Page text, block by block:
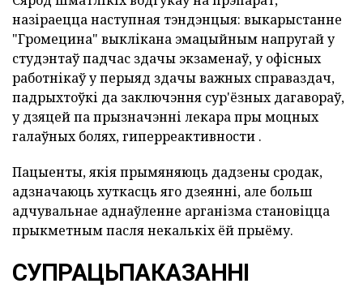
назіраецца наступная тэндэнцыя: выкарыстанне
"Громецина" выклікана эмацыйным напругай у
студэнтаў падчас здачы экзаменаў, у офісных
работнікаў у перыяд здачы важных справаздач,
падрыхтоўкі да заключэння сур'ёзных дагавораў,
у дзяцей па прызначэнні лекара пры моцных
галаўных болях, гиперреактивности .
Пацыенты, якія прымяняюць дадзены сродак,
адзначаюць хуткасць яго дзеянні, але больш
адчувальнае аднаўленне арганізма становіцца
прыкметным пасля некалькіх ёй прыёму.
СУПРАЦЬПАКАЗАННІ